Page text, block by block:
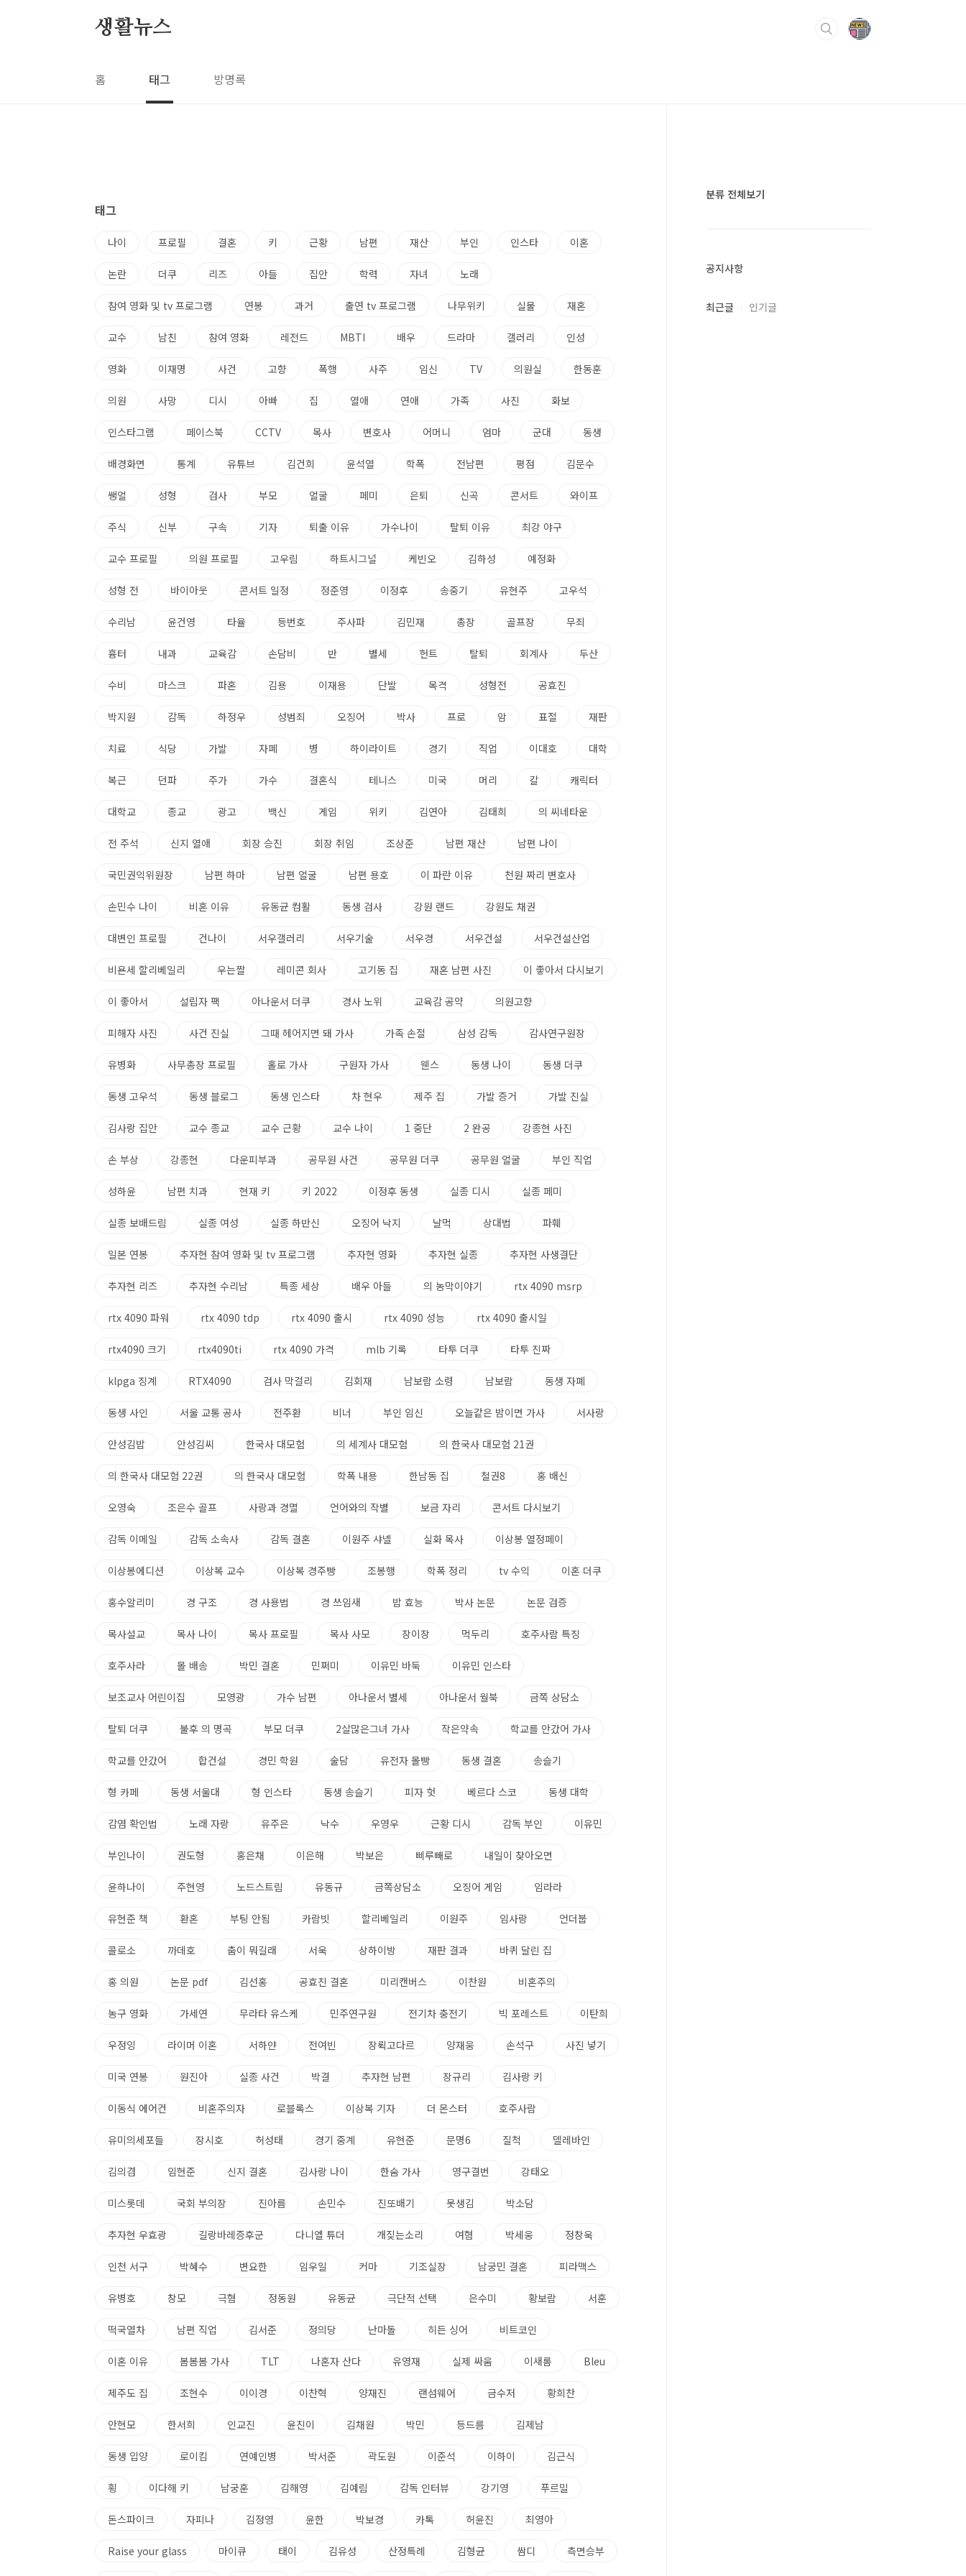
생활뉴스
홈 태그 방명록
태그
나이 프로필 결혼 키 근황 남편 재산 부인 인스타 이혼
논란 더쿠 리즈 아들 집안 학력 자녀 노래
참여 영화 및 tv 프로그램 연봉 과거 출연 tv 프로그램 나무위키 실물 재혼
교수 남친 참여 영화 레전드 MBTI 배우 드라마 갤러리 인성
영화 이재명 사건 고향 폭행 사주 임신 TV 의원실 한동훈
의원 사망 디시 아빠 집 열애 연애 가족 사진 화보
인스타그램 페이스북 CCTV 목사 변호사 어머니 엄마 군대 동생
배경화면 통계 유튜브 김건희 윤석열 학폭 전남편 평점 김문수
쌩얼 성형 검사 부모 얼굴 페미 은퇴 신곡 콘서트 와이프
주식 신부 구속 기자 퇴출 이유 가수나이 탈퇴 이유 최강 야구
교수 프로필 의원 프로필 고우림 하트시그널 케빈오 김하성 예정화
성형 전 바이아웃 콘서트 일정 정준영 이정후 송중기 유현주 고우석
수리남 윤건영 타율 등번호 주사파 김민재 총장 골프장 무죄
흉터 내과 교육감 손담비 반 별세 헌트 탈퇴 회계사 두산
수비 마스크 파혼 김용 이재용 단발 목격 성형전 공효진
박지원 감독 하정우 성범죄 오징어 박사 프로 암 표절 재판
치료 식당 가발 자폐 병 하이라이트 경기 직업 이대호 대학
복근 던파 주가 가수 결혼식 테니스 미국 머리 칼 캐릭터
대학교 종교 광고 백신 게임 위키 김연아 김태희 의 씨네타운
전 주석 신지 열애 회장 승진 회장 취임 조상준 남편 재산 남편 나이
국민권익위원장 남편 하마 남편 얼굴 남편 용호 이 파란 이유 천원 짜리 변호사
손민수 나이 비혼 이유 유동균 컴활 동생 검사 강원 랜드 강원도 채권
대변인 프로필 건나이 서우갤러리 서우기술 서우경 서우건설 서우건설산업
비욘세 할리베일리 우는짤 레미콘 회사 고기동 집 재혼 남편 사진 이 좋아서 다시보기
이 좋아서 설립자 팩 아나운서 더쿠 경사 노위 교육감 공약 의원고향
피해자 사진 사건 진실 그때 헤어지면 돼 가사 가족 손절 삼성 감독 감사연구원장
유병화 사무총장 프로필 홀로 가사 구원자 가사 웬스 동생 나이 동생 더쿠
동생 고우석 동생 블로그 동생 인스타 차 현우 제주 집 가발 증거 가발 진실
김사랑 집안 교수 종교 교수 근황 교수 나이 1 중단 2 완공 강종현 사진
손 부상 강종현 다운피부과 공무원 사건 공무원 더쿠 공무원 얼굴 부인 직업
성하윤 남편 치과 현재 키 키 2022 이정후 동생 실종 디시 실종 페미
실종 보배드림 실종 여성 실종 하반신 오징어 낙지 날먹 상대법 파훼
일본 연봉 추자현 참여 영화 및 tv 프로그램 추자현 영화 추자현 실종 추자현 사생결단
추자현 리즈 추자현 수리남 특종 세상 배우 아들 의 농막이야기 rtx 4090 msrp
rtx 4090 파워 rtx 4090 tdp rtx 4090 출시 rtx 4090 성능 rtx 4090 출시일
rtx4090 크기 rtx4090ti rtx 4090 가격 mlb 기록 타투 더쿠 타투 진짜
klpga 징계 RTX4090 검사 막걸리 김회재 남보람 소령 남보람 동생 자폐
동생 사인 서울 교통 공사 전주환 비너 부인 임신 오늘같은 밤이면 가사 서사랑
안성김밥 안성김씨 한국사 대모험 의 세계사 대모험 의 한국사 대모험 21권
의 한국사 대모험 22권 의 한국사 대모험 학폭 내용 한남동 집 철권8 홍 배신
오영숙 조은수 골프 사랑과 경멸 언어와의 작별 보금 자리 콘서트 다시보기
감독 이메일 감독 소속사 감독 결혼 이원주 샤넬 실화 목사 이상봉 열정페이
이상봉에디션 이상복 교수 이상복 경주빵 조봉행 학폭 정리 tv 수익 이혼 더쿠
홍수알리미 경 구조 경 사용법 경 쓰임새 밥 효능 박사 논문 논문 검증
목사설교 목사 나이 목사 프로필 목사 사모 장이장 먹두리 호주사람 특징
호주사라 몰 배송 박민 결혼 민쩌미 이유민 바둑 이유민 인스타
보조교사 어린이집 모영광 가수 남편 아나운서 별세 아나운서 월북 금쪽 상담소
탈퇴 더쿠 불후 의 명곡 부모 더쿠 2살많은그녀 가사 작은약속 학교를 안갔어 가사
학교를 안갔어 합건설 경민 학원 술담 유전자 몰빵 동생 결혼 송슬기
형 카페 동생 서울대 형 인스타 동생 송슬기 피자 헛 베르다 스코 동생 대학
감염 확인법 노래 자랑 유주은 낙수 우영우 근황 디시 감독 부인 이유민
부인나이 권도형 홍은채 이은해 박보은 삐루빼로 내일이 찾아오면
윤하나이 주현영 노드스트림 유동규 금쪽상담소 오징어 게임 임라라
유현준 책 환혼 부팅 안됨 카람빗 할리베일리 이원주 임사랑 언더붑
콜로소 까데호 춤이 뭐길래 서욱 상하이방 재판 결과 바퀴 달린 집
홍 의원 논문 pdf 김선홍 공효진 결혼 미리캔버스 이찬원 비혼주의
농구 영화 가세연 무라타 유스케 민주연구원 전기차 충전기 빅 포레스트 이탄희
우정잉 라이머 이혼 서하얀 전여빈 장뤽고다르 양재웅 손석구 사진 넣기
미국 연봉 원진아 실종 사건 박결 추자현 남편 장규리 김사랑 키
이동식 에어컨 비혼주의자 로블록스 이상복 기자 더 몬스터 호주사람
유미의세포들 장시호 허성태 경기 중계 유현준 문명6 질척 델레바인
김의겸 임현준 신지 결혼 김사랑 나이 한숨 가사 영구결번 강태오
미스롯데 국회 부의장 진아름 손민수 진또배기 못생김 박소담
추자현 우효광 길랑바레증후군 다니엘 튜더 개짖는소리 여혐 박세웅 정창욱
인천 서구 박혜수 변요한 임우일 커마 기조실장 남궁민 결혼 피라맥스
유병호 창모 극혐 정동원 유동균 극단적 선택 은수미 황보람 서훈
떡국열차 남편 직업 김서준 정의당 난마돌 히든 싱어 비트코인
이혼 이유 봄봄봄 가사 TLT 나혼자 산다 유영재 실제 싸움 이새롬 Bleu
제주도 집 조현수 이이경 이찬혁 양재진 랜섬웨어 금수저 황희찬
안현모 한서희 인교진 윤진이 김채원 박민 등드름 김제남
동생 입양 로이킴 연예인병 박서준 곽도원 이준석 이하이 김근식
횡 이다해 키 남궁훈 김해영 김예림 감독 인터뷰 강기영 푸르밀
돈스파이크 자피나 김정영 윤한 박보경 카톡 허윤진 최영아
Raise your glass 마이큐 태이 김유성 산정특례 김형균 쌈디 측면승부
분류 전체보기
공지사항
최근글 인기글